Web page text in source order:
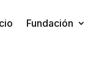
Fundación